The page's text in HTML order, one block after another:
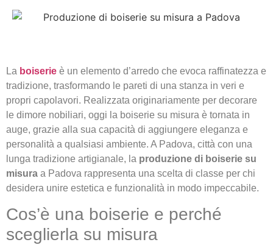
La boiserie è un elemento d’arredo che evoca raffinatezza e
tradizione, trasformando le pareti di una stanza in veri e
propri capolavori. Realizzata originariamente per decorare
le dimore nobiliari, oggi la boiserie su misura è tornata in
auge, grazie alla sua capacità di aggiungere eleganza e
personalità a qualsiasi ambiente. A Padova, città con una
lunga tradizione artigianale, la produzione di boiserie su
misura a Padova rappresenta una scelta di classe per chi
desidera unire estetica e funzionalità in modo impeccabile.
Cos’è una boiserie e perché
sceglierla su misura